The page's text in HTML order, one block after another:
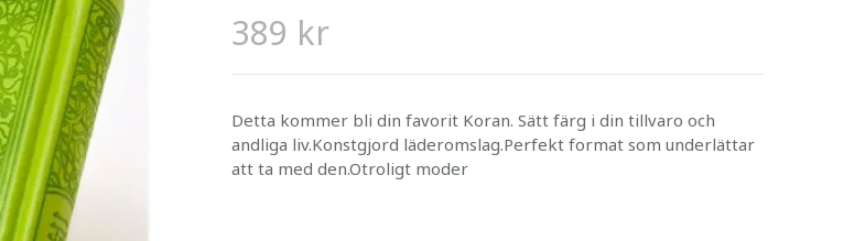
389 kr
Detta kommer bli din favorit Koran. Sätt färg i din tillvaro och
andliga liv.Konstgjord läderomslag.Perfekt format som underlättar
att ta med den.Otroligt moder